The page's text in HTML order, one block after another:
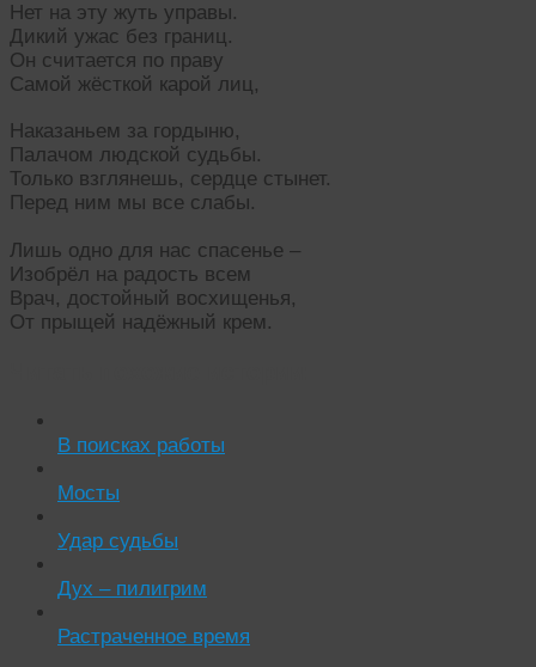
Нет на эту жуть управы.
Дикий ужас без границ.
Он считается по праву
Самой жёсткой карой лиц,
Наказаньем за гордыню,
Палачом людской судьбы.
Только взглянешь, сердце стынет.
Перед ним мы все слабы.
Лишь одно для нас спасенье –
Изобрёл на радость всем
Врач, достойный восхищенья,
От прыщей надёжный крем.
В поисках работы
Мосты
Удар судьбы
Дух – пилигрим
Растраченное время